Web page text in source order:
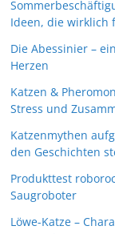
Ideen, die wirklich
Die Abessinier –
Herzen
Katzen &
Stress und
Katzenmythen
den Geschichten
Produkttest
Saugroboter
Löwe-Katze –